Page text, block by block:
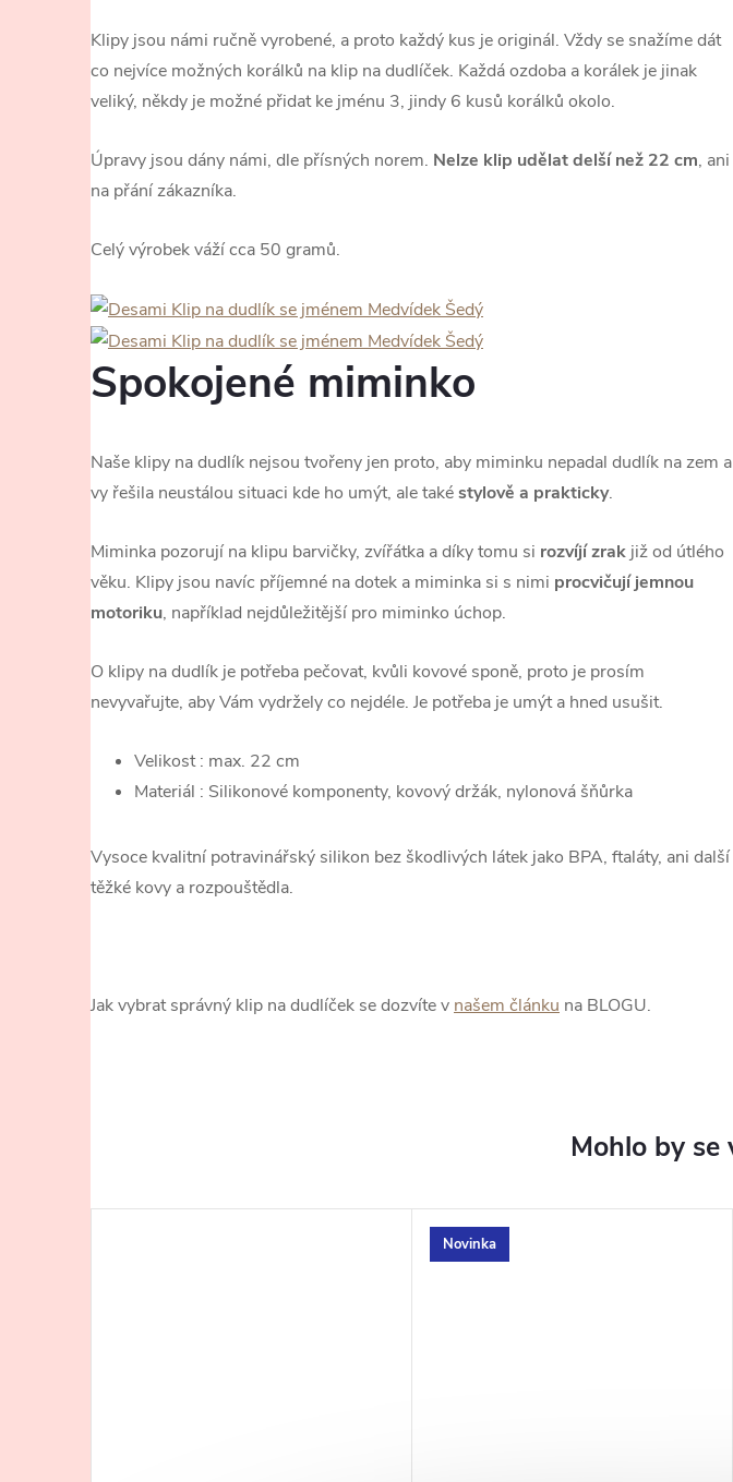
Klipy jsou námi ručně vyrobené, a proto každý kus je originál. Vždy se snažíme dát
co nejvíce možných korálků na klip na dudlíček. Každá ozdoba a korálek je jinak
veliký, někdy je možné přidat ke jménu 3, jindy 6 kusů korálků okolo.
Úpravy jsou dány námi, dle přísných norem. Nelze klip udělat delší než 22 cm, ani
na přání zákazníka.
Celý výrobek váží cca 50 gramů.
Spokojené miminko
Naše klipy na dudlík nejsou tvořeny jen proto, aby miminku nepadal dudlík na zem a
vy řešila neustálou situaci kde ho umýt, ale takéstylově a prakticky.
Miminka pozorují na klipu barvičky, zvířátka a díky tomu si rozvíjí zrak již od útlého
věku. Klipy jsou navíc příjemné na dotek a miminka si s nimi procvičují jemnou
motoriku, například nejdůležitější pro miminko úchop.
O klipy na dudlík je potřeba pečovat, kvůli kovové sponě, proto je prosím
nevyvařujte, aby Vám vydržely co nejdéle. Je potřeba je umýt a hned usušit.
Velikost : max. 22 cm
Materiál : Silikonové komponenty, kovový držák, nylonová šňůrka
Vysoce kvalitní potravinářský silikon bez škodlivých látek jako BPA, ftaláty, ani další
těžké kovy a rozpouštědla.
Jak vybrat správný klip na dudlíček se dozvíte v našem článku na BLOGU.
Novinka